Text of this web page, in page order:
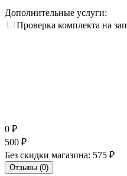
Дополнительные услуги:
Проверка комплекта на
0 ₽
500 ₽
Без скидки магазина: 575 ₽
Отзывы (0)